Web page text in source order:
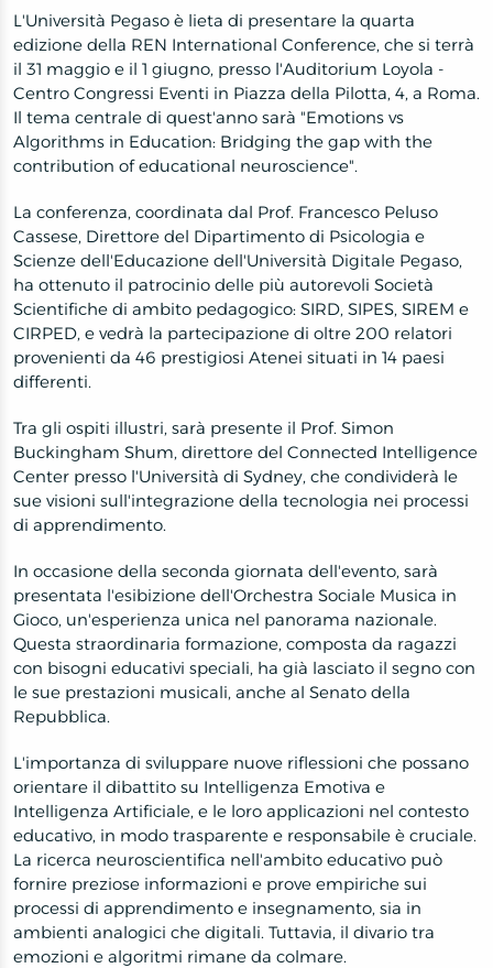
L'Università Pegaso è lieta di presentare la quarta
edizione della REN International Conference, che si terrà
il 31 maggio e il 1 giugno, presso l'Auditorium Loyola -
Centro Congressi Eventi in Piazza della Pilotta, 4, a Roma.
Il tema centrale di quest'anno sarà "Emotions vs
Algorithms in Education: Bridging the gap with the
contribution of educational neuroscience".
La conferenza, coordinata dal Prof. Francesco Peluso
Cassese, Direttore del Dipartimento di Psicologia e
Scienze dell'Educazione dell'Università Digitale Pegaso,
ha ottenuto il patrocinio delle più autorevoli Società
Scientifiche di ambito pedagogico: SIRD, SIPES, SIREM e
CIRPED, e vedrà la partecipazione di oltre 200 relatori
provenienti da 46 prestigiosi Atenei situati in 14 paesi
differenti.
Tra gli ospiti illustri, sarà presente il Prof. Simon
Buckingham Shum, direttore del Connected Intelligence
Center presso l'Università di Sydney, che condividerà le
sue visioni sull'integrazione della tecnologia nei processi
di apprendimento.
In occasione della seconda giornata dell'evento, sarà
presentata l'esibizione dell'Orchestra Sociale Musica in
Gioco, un'esperienza unica nel panorama nazionale.
Questa straordinaria formazione, composta da ragazzi
con bisogni educativi speciali, ha già lasciato il segno con
le sue prestazioni musicali, anche al Senato della
Repubblica.
L'importanza di sviluppare nuove riflessioni che possano
orientare il dibattito su Intelligenza Emotiva e
Intelligenza Artificiale, e le loro applicazioni nel contesto
educativo, in modo trasparente e responsabile è cruciale.
La ricerca neuroscientifica nell'ambito educativo può
fornire preziose informazioni e prove empiriche sui
processi di apprendimento e insegnamento, sia in
ambienti analogici che digitali. Tuttavia, il divario tra
emozioni e algoritmi rimane da colmare.